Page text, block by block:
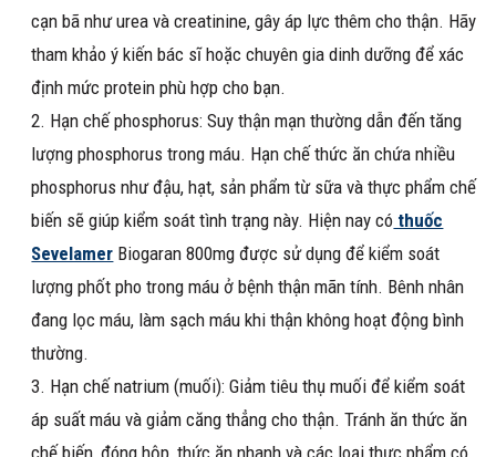
cạn bã như urea và creatinine, gây áp lực thêm cho thận. Hãy
tham khảo ý kiến bác sĩ hoặc chuyên gia dinh dưỡng để xác
định mức protein phù hợp cho bạn.
Hạn chế phosphorus: Suy thận mạn thường dẫn đến tăng
lượng phosphorus trong máu. Hạn chế thức ăn chứa nhiều
phosphorus như đậu, hạt, sản phẩm từ sữa và thực phẩm chế
biến sẽ giúp kiểm soát tình trạng này. Hiện nay có thuốc
Sevelamer Biogaran 800mg được sử dụng để kiểm soát
lượng phốt pho trong máu ở bệnh thận mãn tính. Bênh nhân
đang lọc máu, làm sạch máu khi thận không hoạt động bình
thường.
Hạn chế natrium (muối): Giảm tiêu thụ muối để kiểm soát
áp suất máu và giảm căng thẳng cho thận. Tránh ăn thức ăn
chế biến, đóng hộp, thức ăn nhanh và các loại thực phẩm có